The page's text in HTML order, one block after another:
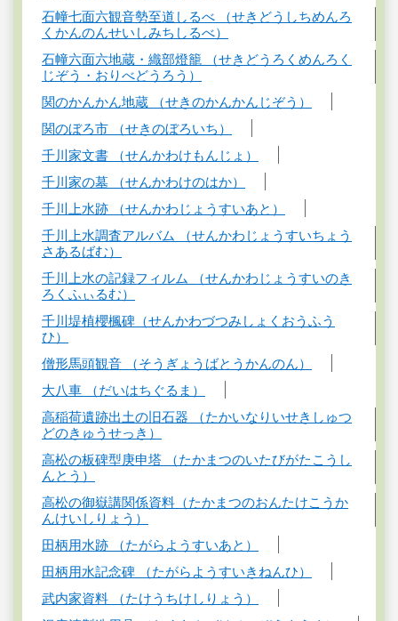
石幢七面六観音勢至道しるべ （せきどうしちめんろ
くかんのんせいしみちしるべ）
石幢六面六地蔵・織部燈籠 （せきどうろくめんろく
じぞう・おりべどうろう）
関のかんかん地蔵 （せきのかんかんじぞう）
関のぼろ市 （せきのぼろいち）
千川家文書 （せんかわけもんじょ）
千川家の墓 （せんかわけのはか）
千川上水跡 （せんかわじょうすいあと）
千川上水調査アルバム （せんかわじょうすいちょう
さあるばむ）
千川上水の記録フィルム （せんかわじょうすいのき
ろくふぃるむ）
千川堤植櫻楓碑（せんかわづつみしょくおうふう
ひ）
僧形馬頭観音 （そうぎょうばとうかんのん）
大八車 （だいはちぐるま）
高稲荷遺跡出土の旧石器 （たかいなりいせきしゅつ
どのきゅうせっき）
高松の板碑型庚申塔 （たかまつのいたびがたこうし
んとう）
高松の御嶽講関係資料（たかまつのおんたけこうか
んけいしりょう）
田柄用水跡 （たがらようすいあと）
田柄用水記念碑 （たがらようすいきねんひ）
武内家資料 （たけうちけしりょう）